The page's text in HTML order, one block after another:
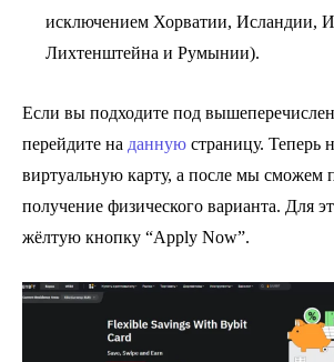
исключением Хорватии, Исландии,
Лихтенштейна и Румынии).
Если вы подходите под
перейдите на данную страницу. Теперь
виртуальную карту, а после мы сможем
получение физического варианта. Для
жёлтую кнопку “Apply Now”.